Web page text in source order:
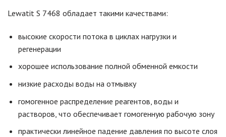
Lewatit S 7468 обладает такими качествами:
высокие скорости потока в циклах нагрузки и
регенерации
хорошее использование полной обменной емкости
низкие расходы воды на отмывку
гомогенное распределение реагентов, воды и
растворов, что обеспечивает гомогенную рабочую зону
практически линейное падение давления по высоте слоя